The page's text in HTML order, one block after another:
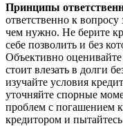
Принципы
ответственно к
чем нужно. Не берите
себе позволить и без
Объективно
стоит влезать в долги
изучайте условия
уточняйте спорные
проблем с погашением
кредитором и